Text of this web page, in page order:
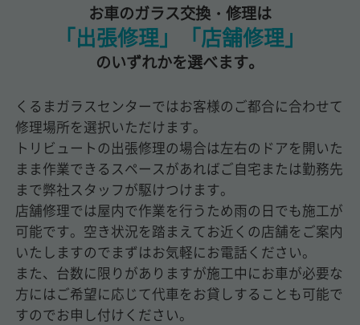
お車のガラス交換・修理は
「出張修理」「店舗修理」
のいずれかを選べます。
くるまガラスセンターではお客様のご都合に合わせて
修理場所を選択いただけます。
トリビュートの出張修理の場合は左右のドアを開いた
まま作業できるスペースがあればご自宅または勤務先
まで弊社スタッフが駆けつけます。
店舗修理では屋内で作業を行うため雨の日でも施工が
可能です。空き状況を踏まえてお近くの店舗をご案内
いたしますのでまずはお気軽にお電話ください。
また、台数に限りがありますが施工中にお車が必要な
方にはご希望に応じて代車をお貸しすることも可能で
すのでお申し付けください。